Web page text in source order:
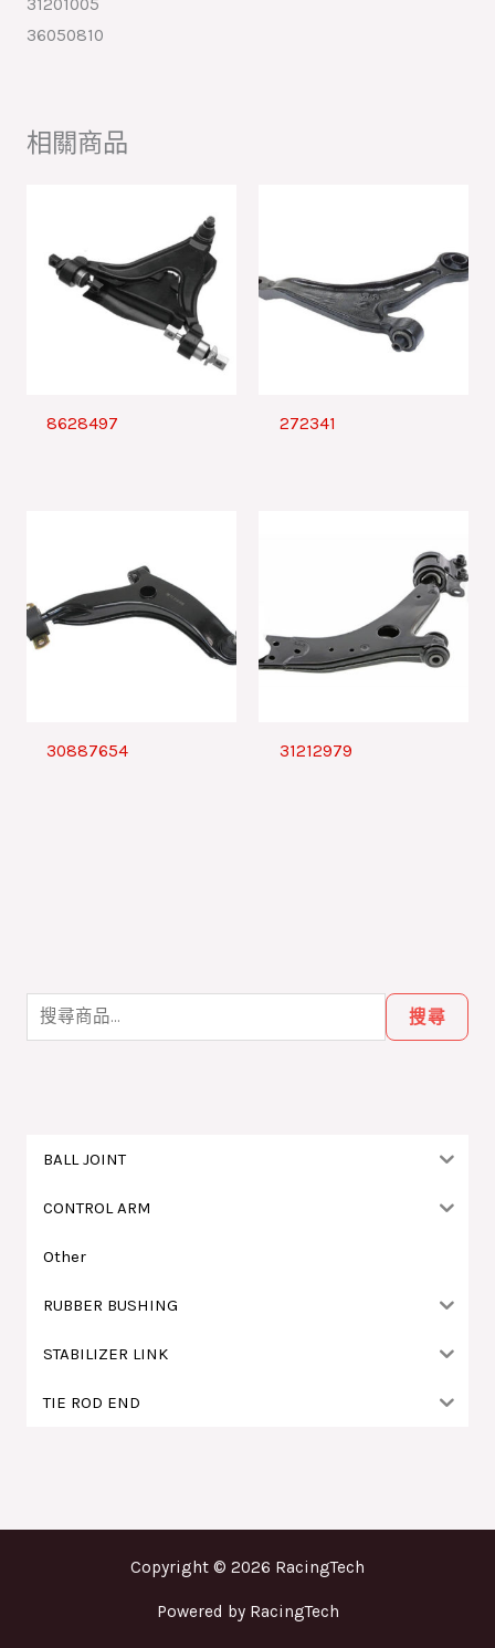
尋
關
搜尋
BALL JOINT
CONTROL ARM
Other
RUBBER BUSHING
STABILIZER LINK
TIE ROD END
36050810
相關商品
8628497 272341
30887654 31212979
Copyright © 2026 RacingTech
Powered by RacingTech